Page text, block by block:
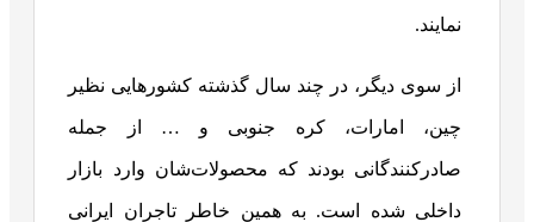
نمایند.
از سوی دیگر، در چند سال گذشته کشورهایی نظیر
چین، امارات، کره جنوبی و … از جمله
صادرکنندگانی بودند که محصولات‌شان وارد بازار
داخلی شده است. به همین خاطر تاجران ایرانی